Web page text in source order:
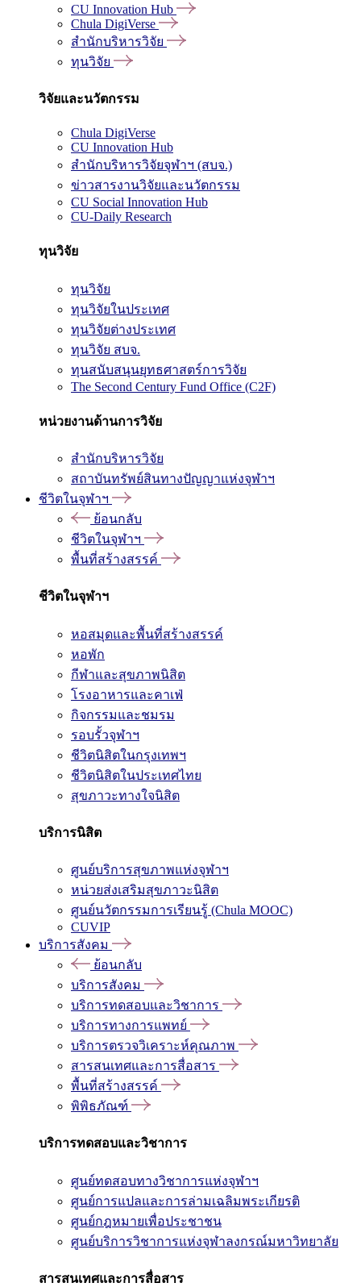
CU Innovation Hub
Chula DigiVerse
สำนักบริหารวิจัย
ทุนวิจัย
วิจัยและนวัตกรรม
Chula DigiVerse
CU Innovation Hub
สำนักบริหารวิจัยจุฬาฯ (สบจ.)
ข่าวสารงานวิจัยและนวัตกรรม
CU Social Innovation Hub
CU-Daily Research
ทุนวิจัย
ทุนวิจัย
ทุนวิจัยในประเทศ
ทุนวิจัยต่างประเทศ
ทุนวิจัย สบจ.
ทุนสนับสนุนยุทธศาสตร์การวิจัย
The Second Century Fund Office (C2F)
หน่วยงานด้านการวิจัย
สำนักบริหารวิจัย
สถาบันทรัพย์สินทางปัญญาแห่งจุฬาฯ
ชีวิตในจุฬาฯ
ย้อนกลับ
ชีวิตในจุฬาฯ
พื้นที่สร้างสรรค์
ชีวิตในจุฬาฯ
หอสมุดและพื้นที่สร้างสรรค์
หอพัก
กีฬาและสุขภาพนิสิต
โรงอาหารและคาเฟ่
กิจกรรมและชมรม
รอบรั้วจุฬาฯ
ชีวิตนิสิตในกรุงเทพฯ
ชีวิตนิสิตในประเทศไทย
สุขภาวะทางใจนิสิต
บริการนิสิต
ศูนย์บริการสุขภาพแห่งจุฬาฯ
หน่วยส่งเสริมสุขภาวะนิสิต
ศูนย์นวัตกรรมการเรียนรู้ (Chula MOOC)
CUVIP
บริการสังคม
ย้อนกลับ
บริการสังคม
บริการทดสอบและวิชาการ
บริการทางการแพทย์
บริการตรวจวิเคราะห์คุณภาพ
สารสนเทศและการสื่อสาร
พื้นที่สร้างสรรค์
พิพิธภัณฑ์
บริการทดสอบและวิชาการ
ศูนย์ทดสอบทางวิชาการแห่งจุฬาฯ
ศูนย์การแปลและการล่ามเฉลิมพระเกียรติ
ศูนย์กฎหมายเพื่อประชาชน
ศูนย์บริการวิชาการแห่งจุฬาลงกรณ์มหาวิทยาลัย
สารสนเทศและการสื่อสาร